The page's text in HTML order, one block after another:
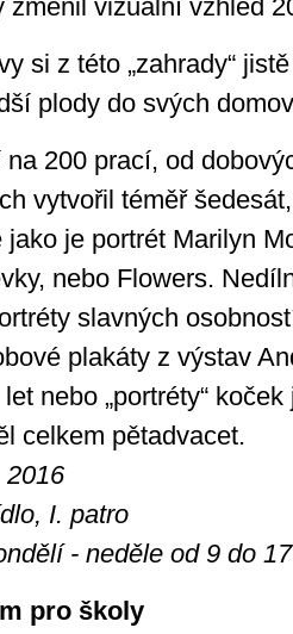
změnil vizuální vzhled
si z této „zahrady“
plody do svých
200 prací, od
vytvořil téměř
je portrét Marilyn
nebo Flowers.
slavných
plakáty z výstav
nebo „portréty“
celkem pětadvacet.
2016
I. patro
- neděle od9 do 17
pro školy